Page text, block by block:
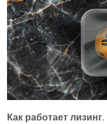
Как работает лизинг.